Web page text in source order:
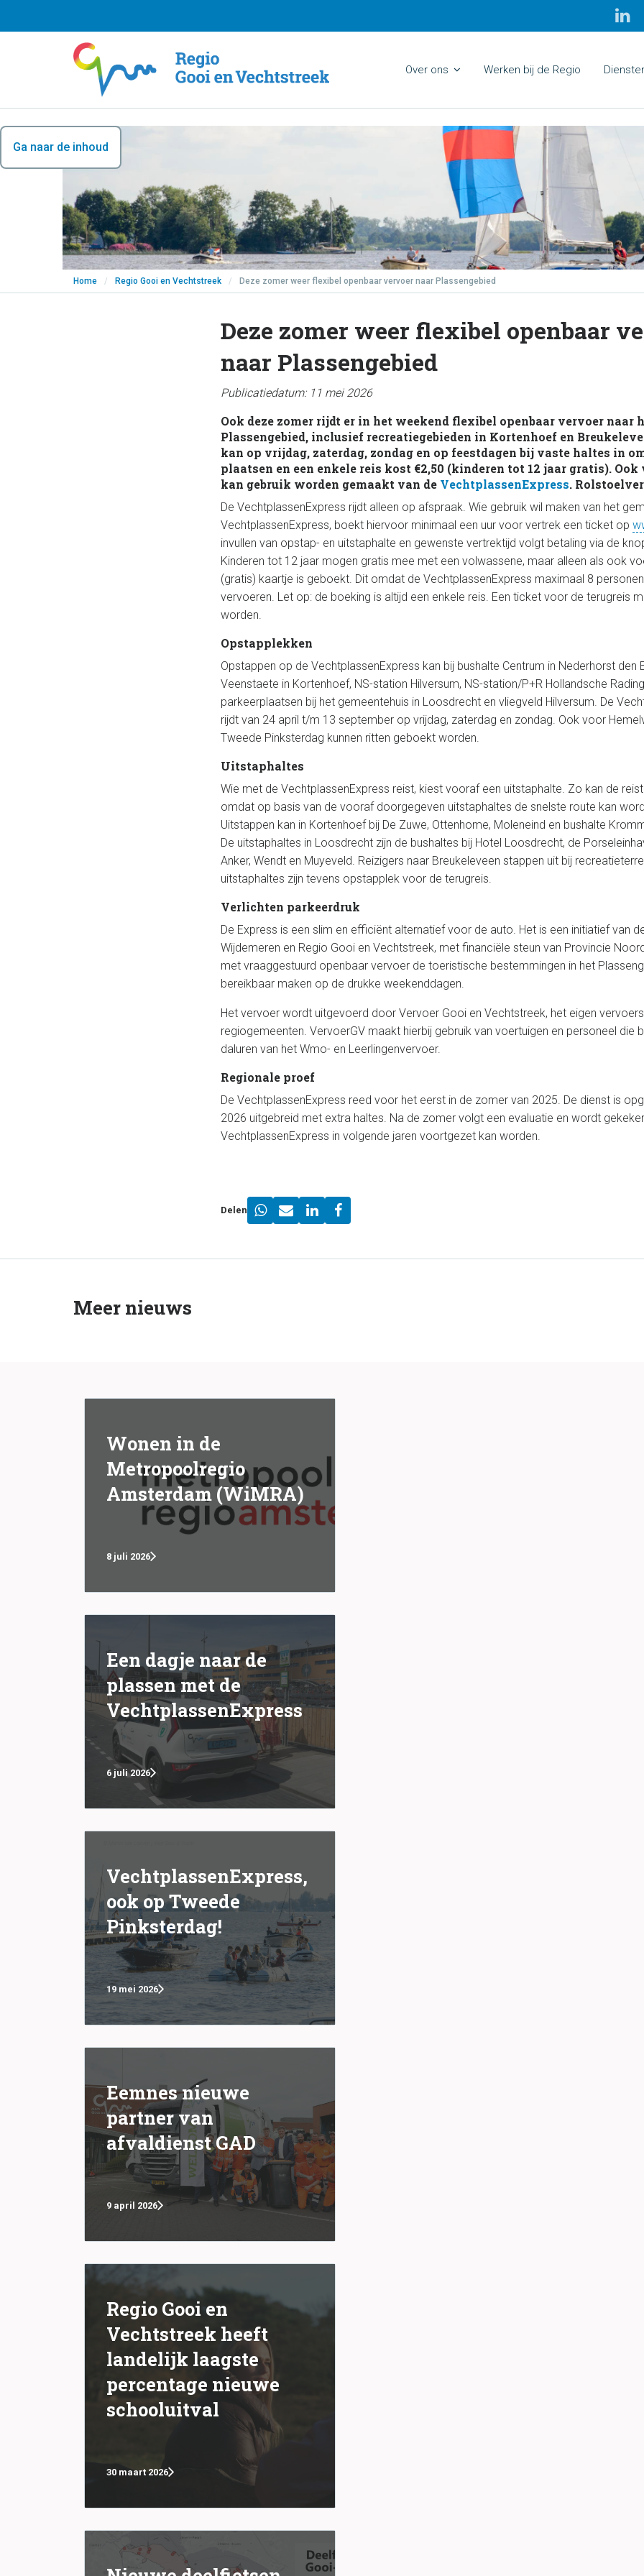
Ga naar de inhoud
Over ons Werken bij de Regio
Home / Regio Gooi en Vechtstreek / Deze zomer weer flexibel openbaar vervoer naar Plassengebied
Deze zomer weer flexibel openbaar
naar Plassengebied
Publicatiedatum: 11 mei 2026
Ook deze zomer rijdt er in het weekend flexibel openbaar vervoer naar
Plassengebied, inclusief recreatiegebieden in Kortenhoef en
kan op vrijdag, zaterdag, zondag en op feestdagen bij vaste haltes in
plaatsen en een enkele reis kost €2,50 (kinderen tot 12 jaar gratis). Ook
kan gebruik worden gemaakt van de VechtplassenExpress.
De VechtplassenExpress rijdt alleen op afspraak. Wie gebruik wil maken van het
VechtplassenExpress, boekt hiervoor minimaal een uur voor vertrek een ticket op
invullen van opstap- en uitstaphalte en gewenste vertrektijd volgt betaling via de
Kinderen tot 12 jaar mogen gratis mee met een volwassene, maar alleen als ook
(gratis) kaartje is geboekt. Dit omdat de VechtplassenExpress maximaal 8
vervoeren. Let op: de boeking is altijd een enkele reis. Een ticket voor de terugreis
worden.
Opstapplekken
Opstappen op de VechtplassenExpress kan bij bushalte Centrum in Nederhorst den
Veenstaete in Kortenhoef, NS-station Hilversum, NS-station/P+R Hollandsche
parkeerplaatsen bij het gemeentehuis in Loosdrecht en vliegveld Hilversum. De
rijdt van 24 april t/m 13 september op vrijdag, zaterdag en zondag. Ook voor
Tweede Pinksterdag kunnen ritten geboekt worden.
Uitstaphaltes
Wie met de VechtplassenExpress reist, kiest vooraf een uitstaphalte. Zo kan de
omdat op basis van de vooraf doorgegeven uitstaphaltes de snelste route kan
Uitstappen kan in Kortenhoef bij De Zuwe, Ottenhome, Moleneind en bushalte
De uitstaphaltes in Loosdrecht zijn de bushaltes bij Hotel Loosdrecht, de
Anker, Wendt en Muyeveld. Reizigers naar Breukeleveen stappen uit bij
uitstaphaltes zijn tevens opstapplek voor de terugreis.
Verlichten parkeerdruk
De Express is een slim en efficiënt alternatief voor de auto. Het is een initiatief van
Wijdemeren en Regio Gooi en Vechtstreek, met financiële steun van Provincie
met vraaggestuurd openbaar vervoer de toeristische bestemmingen in het
bereikbaar maken op de drukke weekenddagen.
Het vervoer wordt uitgevoerd door Vervoer Gooi en Vechtstreek, het eigen
regiogemeenten. VervoerGV maakt hierbij gebruik van voertuigen en personeel die
daluren van het Wmo- en Leerlingenvervoer.
Regionale proef
De VechtplassenExpress reed voor het eerst in de zomer van 2025. De dienst is
2026 uitgebreid met extra haltes. Na de zomer volgt een evaluatie en wordt
VechtplassenExpress in volgende jaren voortgezet kan worden.
Delen
Meer nieuws
Wonen in de
Metropoolregio
Amsterdam (WiMRA)
8 juli 2026
Een dagje naar de
plassen met de
VechtplassenExpress
6 juli 2026
VechtplassenExpress,
ook op Tweede
Pinksterdag!
19 mei 2026
Eemnes nieuwe
partner van
afvaldienst GAD
9 april 2026
Regio Gooi en
Vechtstreek heeft
landelijk laagste
percentage nieuwe
schooluitval
30 maart 2026